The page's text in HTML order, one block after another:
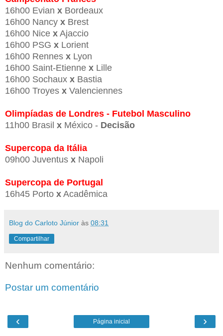
16h00 Evian x Bordeaux
16h00 Nancy x Brest
16h00 Nice x Ajaccio
16h00 PSG x Lorient
16h00 Rennes x Lyon
16h00 Saint-Etienne x Lille
16h00 Sochaux x Bastia
16h00 Troyes x Valenciennes
Olimpíadas de Londres - Futebol Masculino
11h00 Brasil x México - Decisão
Supercopa da Itália
09h00 Juventus x Napoli
Supercopa de Portugal
16h45 Porto x Acadêmica
Blog do Carloto Júnior às 08:31
Compartilhar
Nenhum comentário:
Postar um comentário
‹ ›
Página inicial